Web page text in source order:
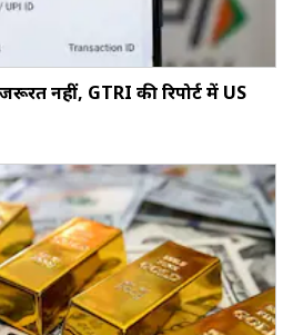
नहीं, GTRI की रिपोर्ट में US